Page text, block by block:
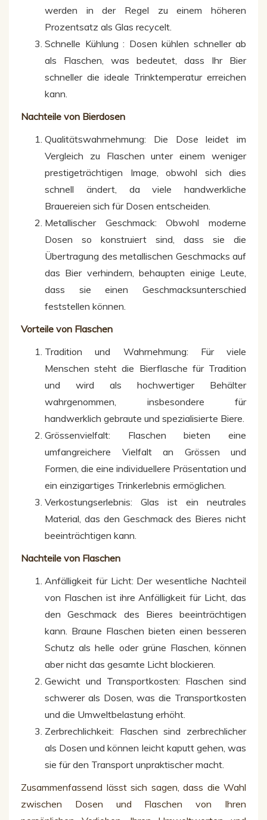
werden in der Regel zu einem höheren
Prozentsatz als Glas recycelt.
Schnelle Kühlung : Dosen kühlen schneller ab
als Flaschen, was bedeutet, dass Ihr Bier
schneller die ideale Trinktemperatur erreichen
kann.
Nachteile von Bierdosen
Qualitätswahrnehmung: Die Dose leidet im
Vergleich zu Flaschen unter einem weniger
prestigeträchtigen Image, obwohl sich dies
schnell ändert, da viele handwerkliche
Brauereien sich für Dosen entscheiden.
Metallischer Geschmack: Obwohl moderne
Dosen so konstruiert sind, dass sie die
Übertragung des metallischen Geschmacks auf
das Bier verhindern, behaupten einige Leute,
dass sie einen Geschmacksunterschied
feststellen können.
Vorteile von Flaschen
Tradition und Wahrnehmung: Für viele
Menschen steht die Bierflasche für Tradition
und wird als hochwertiger Behälter
wahrgenommen, insbesondere für
handwerklich gebraute und spezialisierte Biere.
Grössenvielfalt: Flaschen bieten eine
umfangreichere Vielfalt an Grössen und
Formen, die eine individuellere Präsentation und
ein einzigartiges Trinkerlebnis ermöglichen.
Verkostungserlebnis: Glas ist ein neutrales
Material, das den Geschmack des Bieres nicht
beeinträchtigen kann.
Nachteile von Flaschen
Anfälligkeit für Licht: Der wesentliche Nachteil
von Flaschen ist ihre Anfälligkeit für Licht, das
den Geschmack des Bieres beeinträchtigen
kann. Braune Flaschen bieten einen besseren
Schutz als helle oder grüne Flaschen, können
aber nicht das gesamte Licht blockieren.
Gewicht und Transportkosten: Flaschen sind
schwerer als Dosen, was die Transportkosten
und die Umweltbelastung erhöht.
Zerbrechlichkeit: Flaschen sind zerbrechlicher
als Dosen und können leicht kaputt gehen, was
sie für den Transport unpraktischer macht.
Zusammenfassend lässt sich sagen, dass die Wahl
zwischen Dosen und Flaschen von Ihren